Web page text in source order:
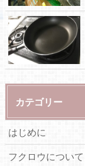
カテゴリー
はじめに
フクロウについて